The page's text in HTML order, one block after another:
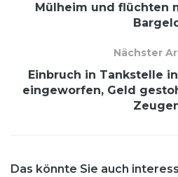
Mülheim und flüchten
Bargeld
Nächster
Einbruch in Tankstelle
eingeworfen, Geld
Das könnte Sie auch